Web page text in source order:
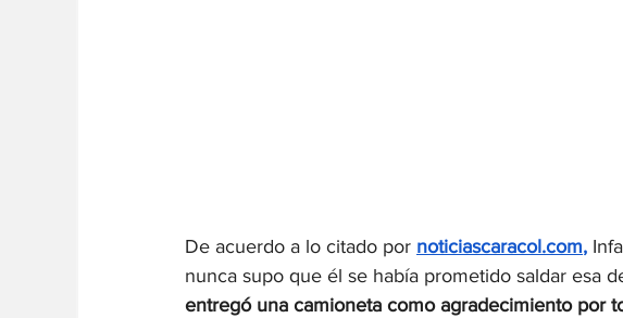
De acuerdo a lo citado por noticiascaracol.com,
nunca supo que él se había prometido saldar esa
entregó una camioneta como agradecimiento por